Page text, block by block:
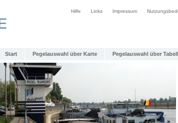
Hilfe Links Impressum
Start Pegelauswahl über Karte Pegelauswahl über